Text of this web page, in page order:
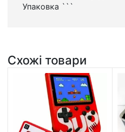
Упаковка ```
Схожі товари